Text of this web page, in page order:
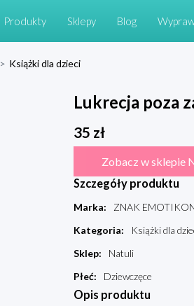
Produkty Sklepy Blog
> Książki dla dzieci
Lukrecja poza
35 zł
Zobacz w sklepie
Szczegóły produktu
Marka:
ZNAK
Kategoria:
Książki dla
Sklep:
Natuli
Płeć: Dziewczęce
Opis produktu